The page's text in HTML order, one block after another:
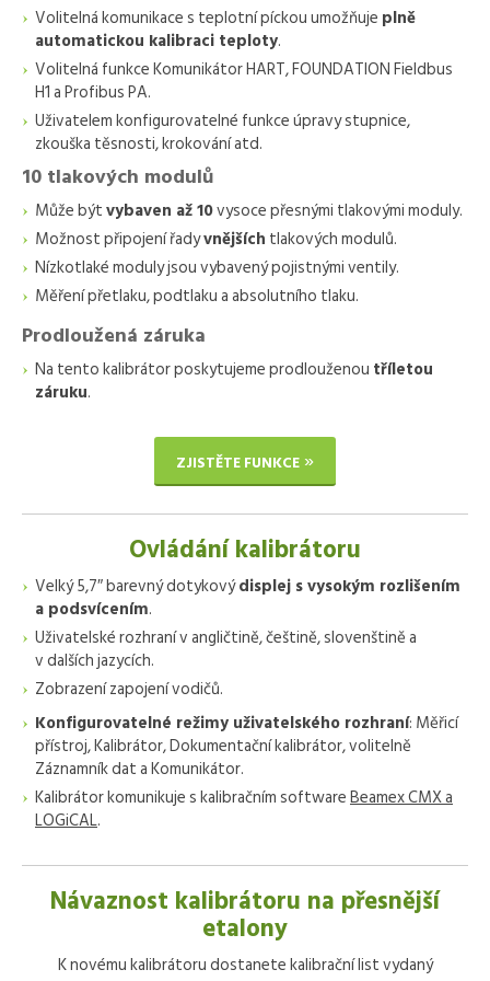
Volitelná komunikace s teplotní píckou umožňuje plně
automatickou kalibraci teploty.
Volitelná funkce Komunikátor HART, FOUNDATION Fieldbus
H1 a Profibus PA.
Uživatelem konfigurovatelné funkce úpravy stupnice,
zkouška těsnosti, krokování atd.
10 tlakových modulů
Může býtvybaven až 10vysoce přesnými tlakovými moduly.
Možnost připojení řadyvnějších tlakových modulů.
Nízkotlaké moduly jsou vybavený pojistnými ventily.
Měření přetlaku, podtlaku a absolutního tlaku.
Prodloužená záruka
Na tento kalibrátor poskytujeme prodlouženou tříletou
záruku.
ZJISTĚTE FUNKCE
Ovládání kalibrátoru
Velký 5,7″ barevný dotykovýdisplej s vysokým rozlišením
a podsvícením.
Uživatelské rozhraní v angličtině, češtině, slovenštině a
v dalších jazycích.
Zobrazení zapojení vodičů.
Konfigurovatelné režimy uživatelského rozhraní: Měřicí
přístroj, Kalibrátor, Dokumentační kalibrátor, volitelně
Záznamník dat a Komunikátor.
Kalibrátor komunikuje s kalibračním softwareBeamex CMX a
LOGiCAL.
Návaznost kalibrátoru na přesnější
etalony
K novému kalibrátoru dostanete kalibrační list vydaný